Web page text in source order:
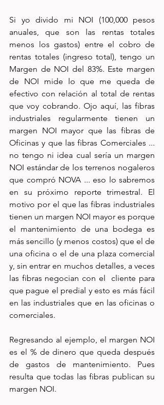
Si yo divido mi NOI (100,000 pesos
anuales, que son las rentas totales
menos los gastos) entre el cobro de
rentas totales (ingreso total), tengo un
Margen de NOI del 83%. Este margen
de NOI mide lo que me queda de
efectivo con relación al total de rentas
que voy cobrando. Ojo aquí, las fibras
industriales regularmente tienen un
margen NOI mayor que las fibras de
Oficinas y que las fibras Comerciales ...
no tengo ni idea cual sería un margen
NOI estándar de los terrenos nogaleros
que compró NOVA ... eso lo sabremos
en su próximo reporte trimestral. El
motivo por el que las fibras industriales
tienen un margen NOI mayor es porque
el mantenimiento de una bodega es
más sencillo (y menos costos) que el de
una oficina o el de una plaza comercial
y, sin entrar en muchos detalles, a veces
las fibras negocian con el  cliente para
que pague el predial y esto es más fácil
en las industriales que en las oficinas o
comerciales.
Regresando al ejemplo, el margen NOI
es el % de dinero que queda después
de gastos de mantenimiento. Pues
resulta que todas las fibras publican su
margen NOI.